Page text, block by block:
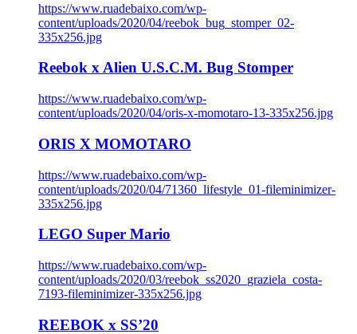
https://www.ruadebaixo.com/wp-
content/uploads/2020/04/reebok_bug_stomper_02-
335x256.jpg
Reebok x Alien U.S.C.M. Bug Stomper
https://www.ruadebaixo.com/wp-
content/uploads/2020/04/oris-x-momotaro-13-335x256.jpg
ORIS X MOMOTARO
https://www.ruadebaixo.com/wp-
content/uploads/2020/04/71360_lifestyle_01-fileminimizer-
335x256.jpg
LEGO Super Mario
https://www.ruadebaixo.com/wp-
content/uploads/2020/03/reebok_ss2020_graziela_costa-
7193-fileminimizer-335x256.jpg
REEBOK x SS’20